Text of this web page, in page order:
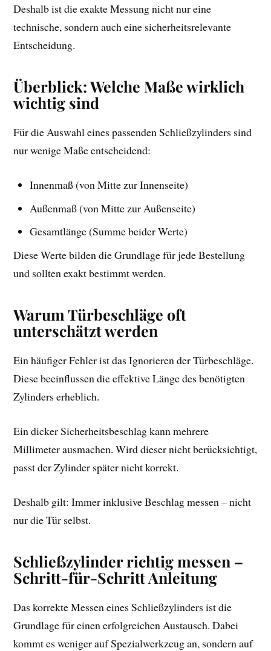
Deshalb ist die exakte Messung nicht nur eine
technische, sondern auch eine sicherheitsrelevante
Entscheidung.
Überblick: Welche Maße wirklich
wichtig sind
Für die Auswahl eines passenden Schließzylinders sind
nur wenige Maße entscheidend:
Innenmaß (von Mitte zur Innenseite)
Außenmaß (von Mitte zur Außenseite)
Gesamtlänge (Summe beider Werte)
Diese Werte bilden die Grundlage für jede Bestellung
und sollten exakt bestimmt werden.
Warum Türbeschläge oft
unterschätzt werden
Ein häufiger Fehler ist das Ignorieren der Türbeschläge.
Diese beeinflussen die effektive Länge des benötigten
Zylinders erheblich.
Ein dicker Sicherheitsbeschlag kann mehrere
Millimeter ausmachen. Wird dieser nicht berücksichtigt,
passt der Zylinder später nicht korrekt.
Deshalb gilt: Immer inklusive Beschlag messen – nicht
nur die Tür selbst.
Schließzylinder richtig messen –
Schritt-für-Schritt Anleitung
Das korrekte Messen eines Schließzylinders ist die
Grundlage für einen erfolgreichen Austausch. Dabei
kommt es weniger auf Spezialwerkzeug an, sondern auf